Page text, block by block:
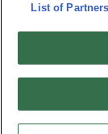
List of